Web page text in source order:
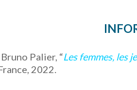
Palier, “Les femmes, les
2022.